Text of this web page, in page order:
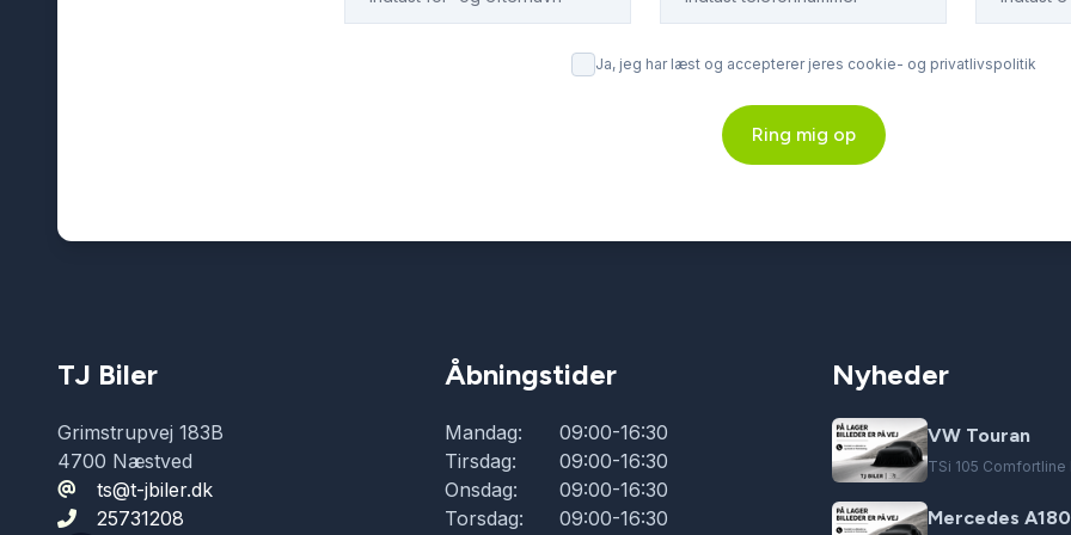
Ja, jeg har læst og accepterer jeres cookie- og privatlivspolitik
Ring mig op
TJ Biler
Grimstrupvej 183B
4700 Næstved
ts@t-jbiler.dk
25731208
Åbningstider
Mandag:
09:00-16:30
Tirsdag:
09:00-16:30
Onsdag:
09:00-16:30
Torsdag:
09:00-16:30
Nyheder
VW Touran
TSi 105 Comfortline
Mercedes A180